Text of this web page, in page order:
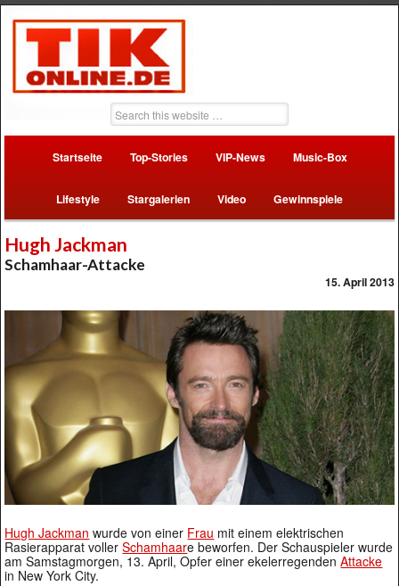
Startseite Top-Stories VIP-News Music-Box
Lifestyle Stargalerien Video Gewinnspiele
Hugh Jackman
Schamhaar-Attacke
15. April 2013
Hugh Jackman wurde von einer Frau mit einem elektrischen
Rasierapparat vollerSchamhaare beworfen. Der Schauspieler wurde
am Samstagmorgen, 13. April, Opfer einer ekelerregendenAttacke
in New York City.